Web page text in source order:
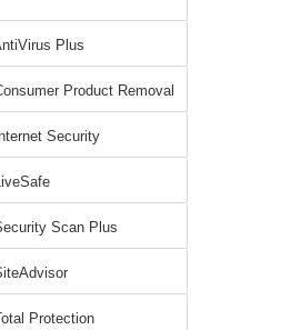
Plus
Product Removal
Security
Scan Plus
Protection